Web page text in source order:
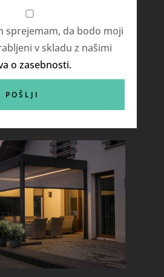
sprejemam, da bodo moji
v skladu z našimi
o zasebnosti.